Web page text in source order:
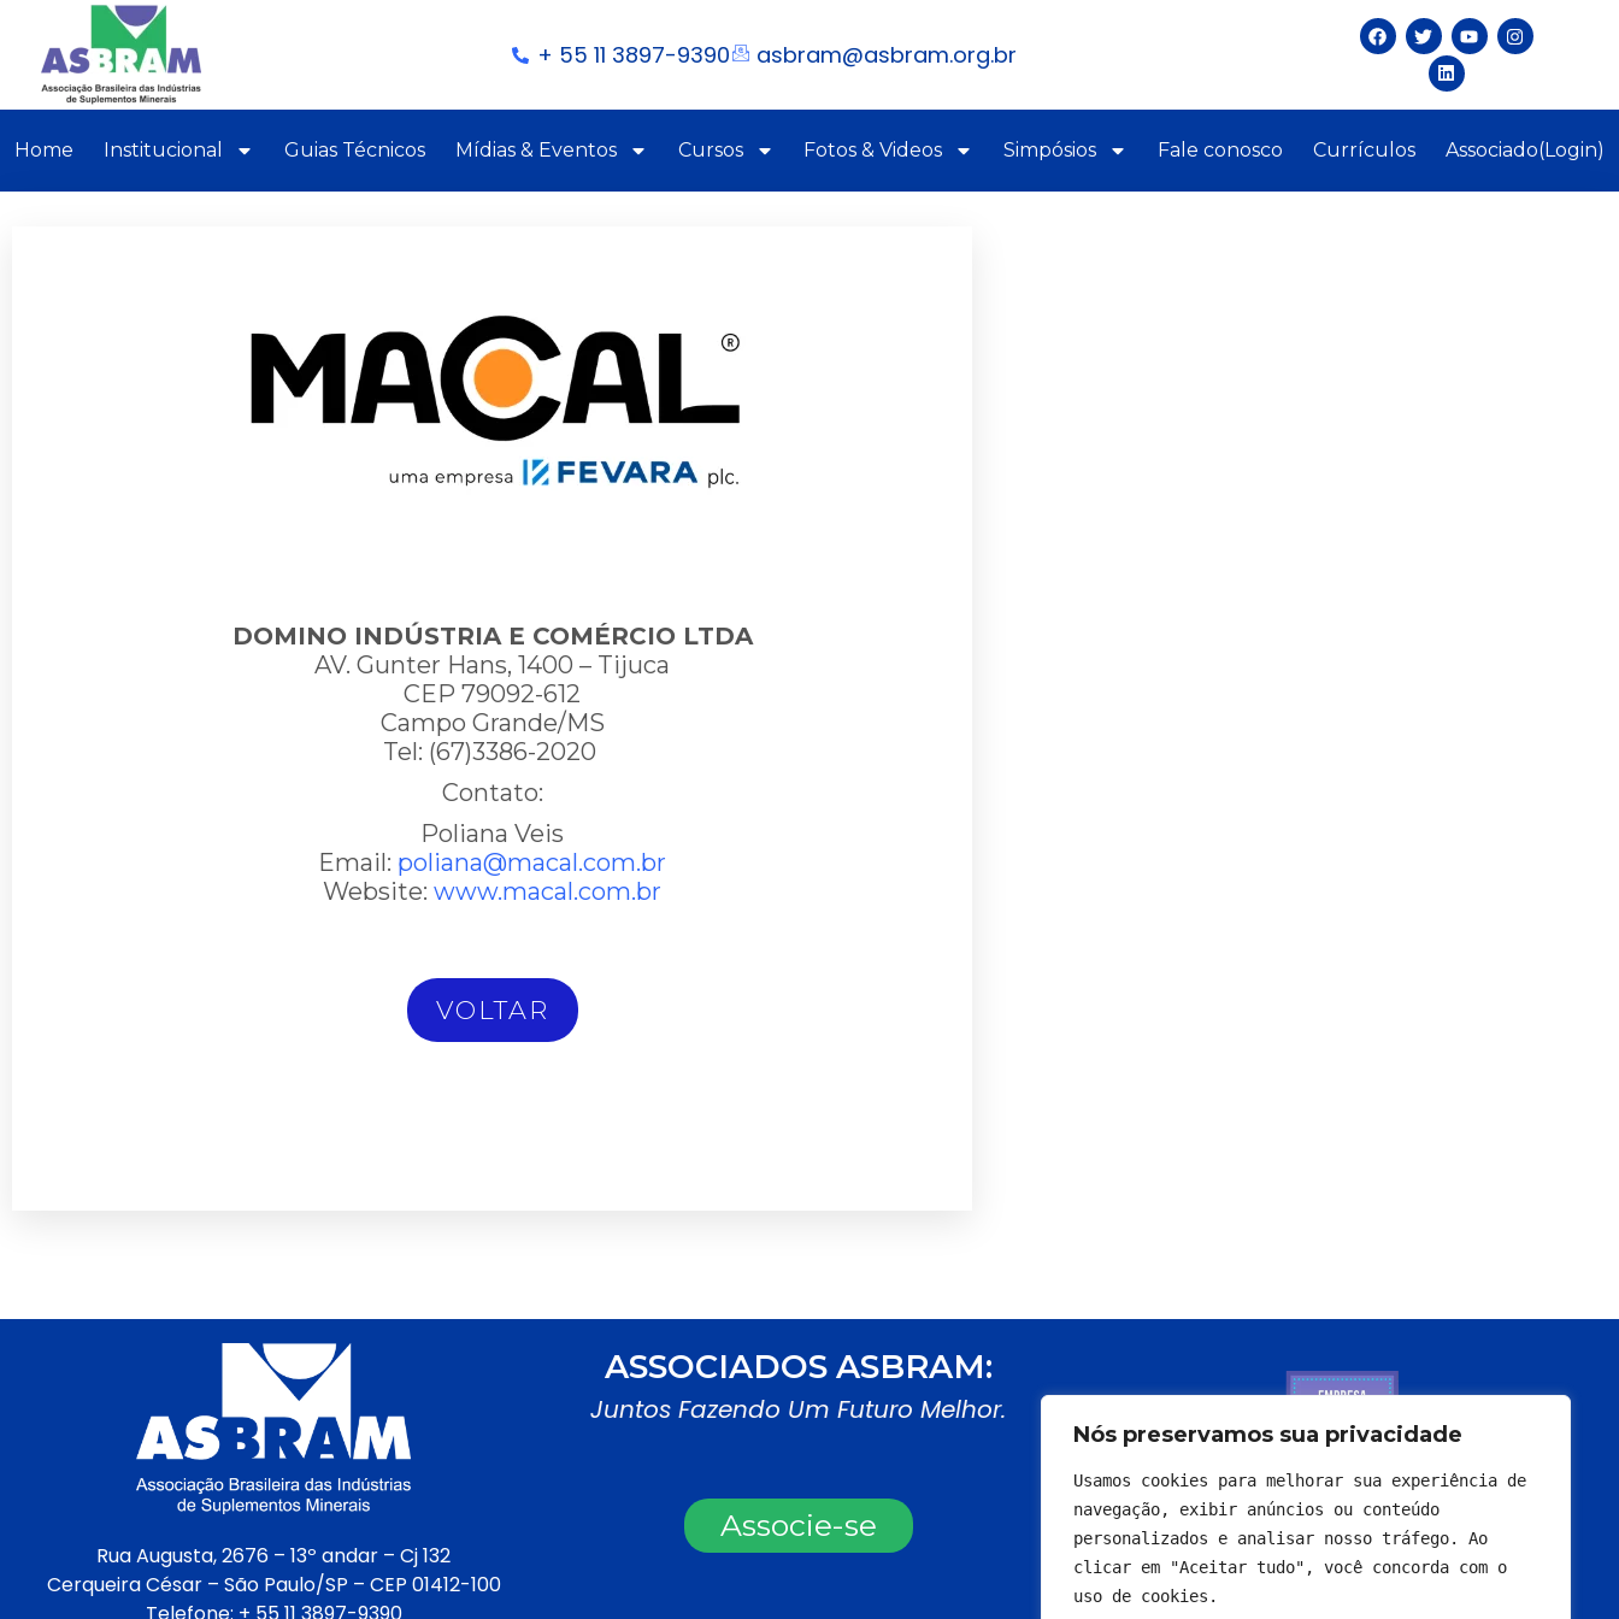
Nós preservamos sua privacidade
Usamos cookies para melhorar sua experiência de
navegação, exibir anúncios ou conteúdo
personalizados e analisar nosso tráfego. Ao
clicar em "Aceitar tudo", você concorda com o
uso de cookies.
+ 55 11 3897-9390 asbram@asbram.org.br
Home Institucional Guias Técnicos Mídias & Eventos Cursos Fotos & Videos Simpósios Fale conosco Currículos Associado(Login)
DOMINO INDÚSTRIA E COMÉRCIO LTDA
AV. Gunter Hans, 1400 – Tijuca
CEP 79092-612
Campo Grande/MS
Tel: (67)3386-2020
Contato:
Poliana Veis
Email: poliana@macal.com.br
Website: www.macal.com.br
VOLTAR
Rua Augusta, 2676 – 13º andar – Cj 132
Cerqueira César – São Paulo/SP – CEP 01412-100
ASSOCIADOS ASBRAM:
Juntos Fazendo Um Futuro Melhor.
Associe-se